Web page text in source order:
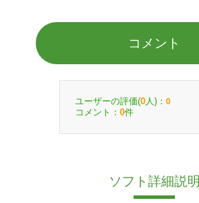
コメント
ユーザーの評価(0 人)： 0
コメント： 0件
ソフト詳細説明